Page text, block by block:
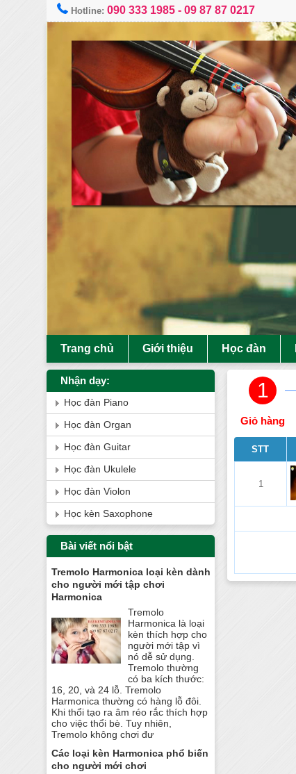
Hotline:090 333 1985 -09 87 87 0217
Trang chủ Giới thiệu Học đàn
1
Giỏ hàng
STT
1
Nhận dạy:
Học đàn Piano
Học đàn Organ
Học đàn Guitar
Học đàn Ukulele
Học đàn Violon
Học kèn Saxophone
Bài viết nổi bật
Tremolo Harmonica loại kèn dành
cho người mới tập chơi
Harmonica
Tremolo
Harmonica là loại
kèn thích hợp cho
người mới tập vì
nó dễ sử dụng.
Tremolo thường
có ba kích thước:
16, 20, và 24 lỗ. Tremolo
Harmonica thường có hàng lỗ đôi.
Khi thổi tạo ra âm réo rắc thích hợp
cho việc thổi bè. Tuy nhiên,
Tremolo không chơi đư
Các loại kèn Harmonica phổ biến
cho người mới chơi